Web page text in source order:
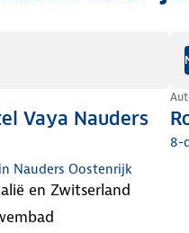
Vaya Nauders
Nauders Oostenrijk
en Zwitserland
8-